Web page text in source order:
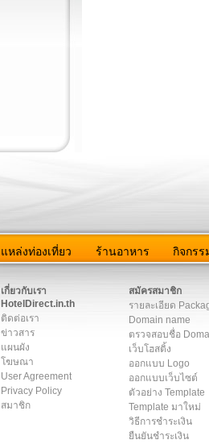
แหล่งท่องเที่ยว ร้านอาหาร กิจกรร
เกี่ยวกับเรา
HotelDirect.in.th
ติดต่อเรา
ข่าวสาร
แผนผัง
โฆษณา
User Agreement
Privacy Policy
สมาชิก
สมัครสมาชิก
รายละเอียด
Domain name
ตรวจสอบชื่อ
เว็บโฮสติ้ง
ออกแบบ Logo
ออกแบบเว็บไซต์
ตัวอย่าง Template
Template มาใหม่
วิธีการชำระเงิน
ยืนยันชำระเงิน